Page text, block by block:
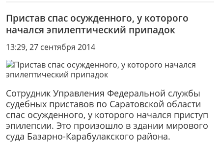
Пристав спас осужденного, у которого
начался эпилептический припадок
13:29, 27 сентября 2014
Сотрудник Управления Федеральной службы
судебных приставов по Саратовской области
спас осужденного, у которого начался приступ
эпилепсии. Это произошло в здании мирового
суда Базарно-Карабулакского района.